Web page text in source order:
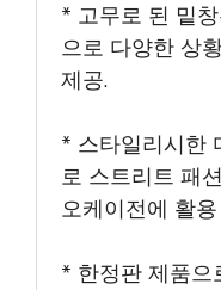
* 고무로 된 밑
으로 다양한 상
제공.
* 스타일리시한
로 스트리트 패
오케이전에 활
* 한정판 제품으